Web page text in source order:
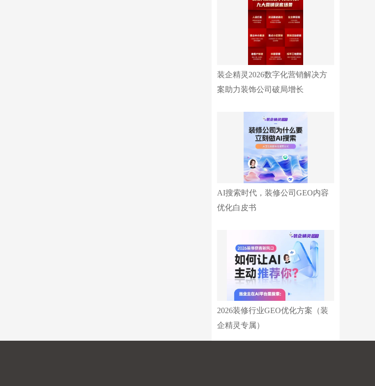
装企精灵2026数字化营销解决方
案助力装饰公司破局增长
AI搜索时代，装修公司GEO内容
优化白皮书
2026装修行业GEO优化方案（装
企精灵专属）